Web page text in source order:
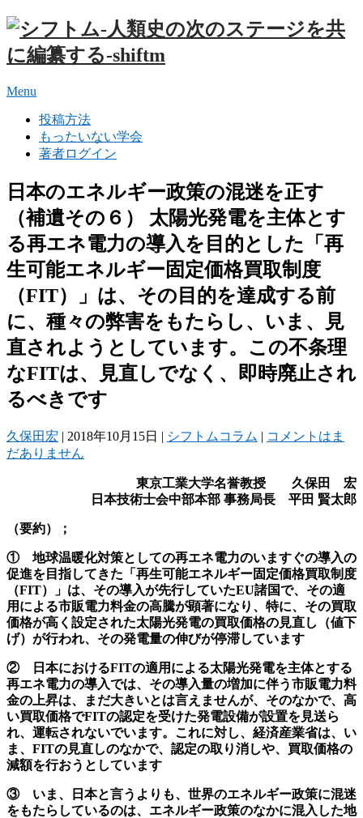
Menu
投稿方法
もったいない学会
著者ログイン
日本のエネルギー政策の混迷を正す
（補遺その６） 太陽光発電を主体とす
る再エネ電力の導入を目的とした「再
生可能エネルギー固定価格買取制度
（FIT）」は、その目的を達成する前
に、種々の弊害をもたらし、いま、見
直されようとしています。この不条理
なFITは、見直しでなく、即時廃止され
るべきです
久保田宏 | 2018年10月15日 | シフトムコラム | コメントはま
だありません
東京工業大学名誉教授 久保田 宏
日本技術士会中部本部 事務局長 平田 賢太郎
（要約）；
① 地球温暖化対策としての再エネ電力のいますぐの導入の
促進を目指してきた「再生可能エネルギー固定価格買取制度
（FIT）」は、その導入が先行していたEU諸国で、その適
用による市販電力料金の高騰が顕著になり、特に、その買取
価格が高く設定された太陽光発電の買取価格の見直し（値下
げ）が行われ、その発電量の伸びが停滞しています
② 日本におけるFITの適用による太陽光発電を主体とする
再エネ電力の導入では、その導入量の増加に伴う市販電力料
金の上昇は、まだ大きいとは言えませんが、そのなかで、高
い買取価格でFITの認定を受けた発電設備が設置を見送ら
れ、運転されないでいます。これに対し、経済産業省は、い
ま、FITの見直しのなかで、認定の取り消しや、買取価格の
減額を行おうとしています
③ いま、日本と言うよりも、世界のエネルギー政策に混迷
をもたらしているのは、エネルギー政策のなかに混入した地